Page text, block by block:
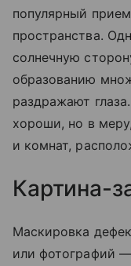
популярный
пространства.
солнечную
образованию
раздражают
хороши, но в
и комнат,
Картина-
Маскировка
или фотографий